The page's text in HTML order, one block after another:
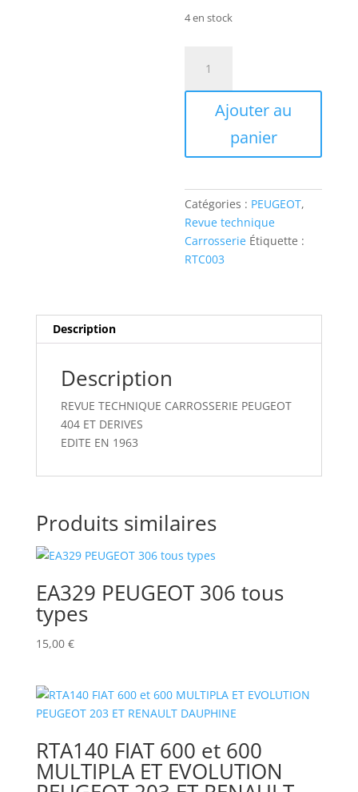
4 en stock
RTC003
REVUE
CARROSSERIE
ET
DERIVES
Ajouter au
panier
Catégories : PEUGEOT,
Revue technique
Carrosserie Étiquette :
RTC003
Description
Description
REVUE TECHNIQUE CARROSSERIE PEUGEOT
404 ET DERIVES
EDITE EN 1963
Produits similaires
EA329 PEUGEOT 306 tous
types
15,00 €
RTA140 FIAT 600 et 600
MULTIPLA ET EVOLUTION